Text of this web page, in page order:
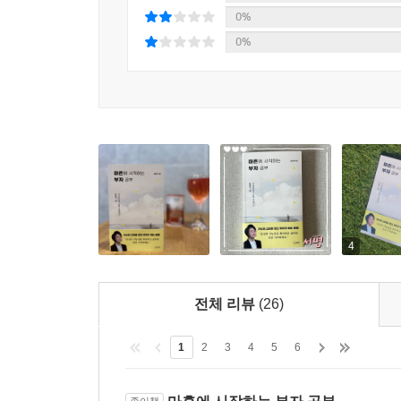
0%
0%
4
전체 리뷰 (26)
1 2 3 4 5 6